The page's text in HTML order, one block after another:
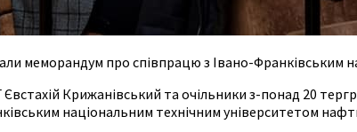
меморандум про співпрацю з Івано-Франківським
Крижанівський та очільники з-понад 20
національним технічним університетом нафти